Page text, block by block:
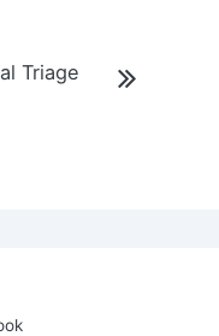
Triage